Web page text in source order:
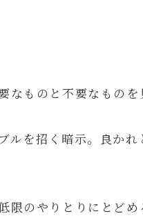
ものと不要なものを
ルを招く暗示。良か
のやりとりにとどめ